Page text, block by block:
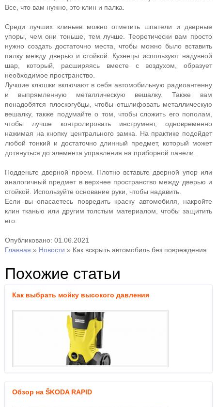
Все, что вам нужно, это клин и палка.
Среди лучших клиньев можно отметить шпатели и дверные
упоры, чем они тоньше, тем лучше. Теоретически вам просто
нужно создать достаточно места, чтобы можно было вставить
палку между дверью и стойкой. Кузнецы используют надувной
шар, который, расширяясь вместе с воздухом, образует
необходимое пространство.
Лучшие клюшки включают в себя автомобильную радиоантенну
и выпрямленную металлическую вешалку. Также вам
понадобятся плоскогубцы, чтобы отшлифовать металлическую
вешалку, также подумайте о том, чтобы сложить его пополам,
чтобы лучше контролировать инструмент, одновременно
нажимая на кнопку центрального замка. На практике подойдет
любой тонкий и достаточно длинный предмет, который может
дотянуться до элемента управления на приборной панели.
Подденьте дверной проем. Плотно вставьте дверной упор или
аналогичный предмет в верхнее пространство между дверью и
стойкой. Используйте основание руки, чтобы надавить.
Если вы опасаетесь повредить краску автомобиля, накройте
клин тканью или другим толстым материалом, чтобы защитить
его.
Опубликовано: 01.06.2021
Главная » Новости » Как вскрыть автомобиль без повреждения
Похожие статьи
Как выбрать мойку высокого давления
Обзор на ŠKODA RAPID